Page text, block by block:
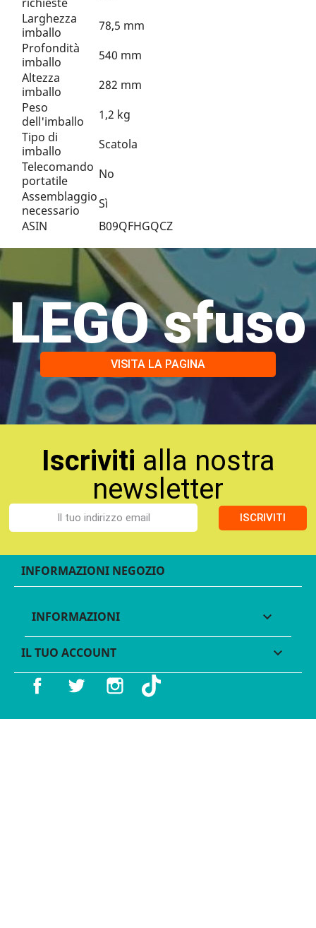
Larghezza
imballo
78,5 mm
Profondità
imballo
540 mm
Altezza
imballo
282 mm
Peso
dell'imballo
1,2 kg
Tipo di
imballo
Scatola
Telecomando
portatile
No
Assemblaggio
necessario
Sì
ASIN
B09QFHGQCZ
LEGO sfuso
VISITA LA PAGINA
Iscriviti alla nostra
newsletter
ISCRIVITI
INFORMAZIONI NEGOZIO
INFORMAZIONI 
IL TUO ACCOUNT 
Facebook Twitter Instagram